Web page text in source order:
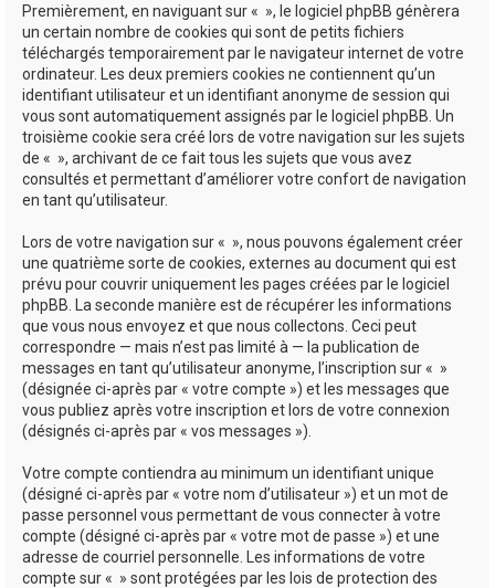
Premièrement, en naviguant sur « », le logiciel phpBB génèrera
un certain nombre de cookies qui sont de petits fichiers
téléchargés temporairement par le navigateur internet de votre
ordinateur. Les deux premiers cookies ne contiennent qu’un
identifiant utilisateur et un identifiant anonyme de session qui
vous sont automatiquement assignés par le logiciel phpBB. Un
troisième cookie sera créé lors de votre navigation sur les sujets
de « », archivant de ce fait tous les sujets que vous avez
consultés et permettant d’améliorer votre confort de navigation
en tant qu’utilisateur.
Lors de votre navigation sur « », nous pouvons également créer
une quatrième sorte de cookies, externes au document qui est
prévu pour couvrir uniquement les pages créées par le logiciel
phpBB. La seconde manière est de récupérer les informations
que vous nous envoyez et que nous collectons. Ceci peut
correspondre — mais n’est pas limité à — la publication de
messages en tant qu’utilisateur anonyme, l’inscription sur « »
(désignée ci-après par « votre compte ») et les messages que
vous publiez après votre inscription et lors de votre connexion
(désignés ci-après par « vos messages »).
Votre compte contiendra au minimum un identifiant unique
(désigné ci-après par « votre nom d’utilisateur ») et un mot de
passe personnel vous permettant de vous connecter à votre
compte (désigné ci-après par « votre mot de passe ») et une
adresse de courriel personnelle. Les informations de votre
compte sur « » sont protégées par les lois de protection des